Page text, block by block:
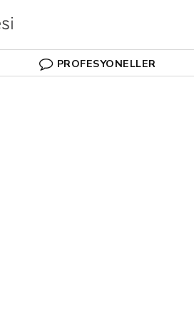
PROFESYONELLER